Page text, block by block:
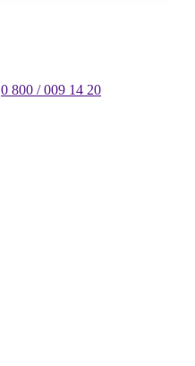
0 800 / 009 14 20